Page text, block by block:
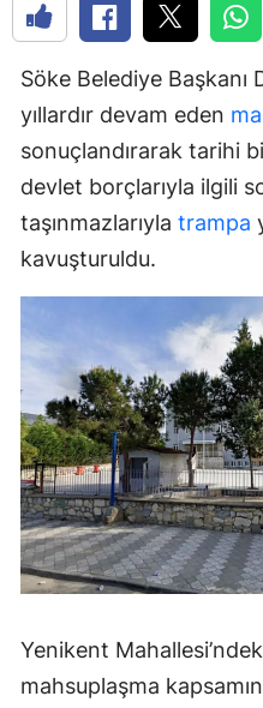
Söke Belediye Başkanı
yıllardır devam eden
sonuçlandırarak tarihi
devlet borçlarıyla ilgili
taşınmazlarıyla trampa
kavuşturuldu.
Yenikent
mahsuplaşma